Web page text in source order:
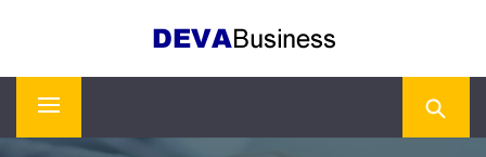
DEVA BUSINESS
Primary
Menu